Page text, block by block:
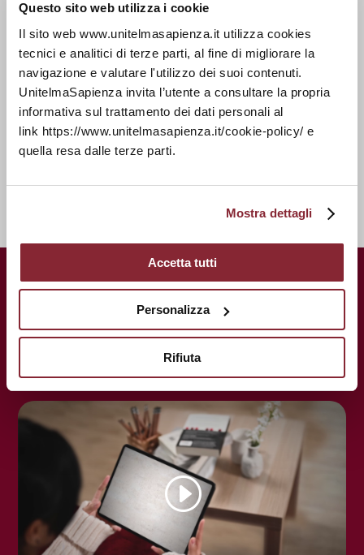
Questo sito web utilizza i cookie
Il sito web www.unitelmasapienza.it utilizza cookies
tecnici e analitici di terze parti, al fine di migliorare la
navigazione e valutare l'utilizzo dei suoi contenuti.
UnitelmaSapienza invita l’utente a consultare la propria
informativa sul trattamento dei dati personali al
link https://www.unitelmasapienza.it/cookie-policy/ e
quella resa dalle terze parti.
Mostra dettagli
Accetta tutti
Personalizza
Rifiuta
Altri Organi
Normative e Regolamenti
Assicurazione della Qualità
Erasmus+
Procedimenti Elettorali
5x1000
UnitelmaSapienza.Una storia
centenaria al servizio del tuo futuro.